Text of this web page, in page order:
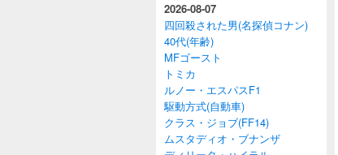
2026-08-07
四回殺された男(名探偵コナン)
40代(年齢)
MFゴースト
トミカ
ルノー・エスパスF1
駆動方式(自動車)
クラス・ジョブ(FF14)
ムスタディオ・ブナンザ